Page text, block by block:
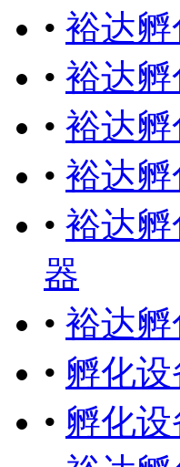
• 裕达
• 裕达
• 裕达
• 裕达
• 裕达
器
• 裕达
• 孵化
• 孵化